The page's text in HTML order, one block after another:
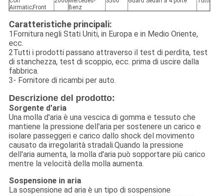
Airmatic;Front
Benz
Caratteristiche principali:
1Fornitura negli Stati Uniti, in Europa e in Medio Oriente,
ecc.
2Tutti i prodotti passano attraverso il test di perdita, test
di stanchezza, test di scoppio, ecc. prima di uscire dalla
fabbrica.
3- Fornitore di ricambi per auto.
Descrizione del prodotto:
Sorgente d'aria
Una molla d'aria è una vescica di gomma e tessuto che
mantiene la pressione dell'aria per sostenere un carico e
isolare passeggeri e carico dallo shock del movimento
causato da irregolarità stradali.Quando la pressione
dell'aria aumenta, la molla d'aria può sopportare più carico
mentre la velocità della molla aumenta.
Sospensione in aria
La sospensione ad aria è un tipo di sospensione